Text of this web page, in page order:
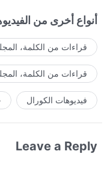
أنواع أخرى من
قراءات من الكلمة، المجلد 1: ظهور الله
قراءات من الكلمة، المجلد 7: حول السعي إلى
فيديوهات الكورال
Leave a Reply